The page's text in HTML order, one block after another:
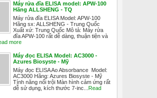
Máy rửa đĩa ELISA model: APW-100
Hãng ALLSHENG - TQ
Máy rửa đĩa ELISA Model: APW-100
Hãng sx: ALLSHENG - Trung Quốc
Xuất xứ: Trung Quốc Mô tả: Máy rửa
đĩa APW-100 rất dễ dàng, thuận tiện và
more
Máy đọc ELISA Model: AC3000 -
Azures Biosyste - Mỹ
Máy đọc ELISA Ao Absorbance Model:
AC3000 Hãng: Azures Biosyste - Mỹ
Tính năng nổi trội Màn hình cảm ứng rất
dễ sử dụng, kích thước 7-inc...
Read